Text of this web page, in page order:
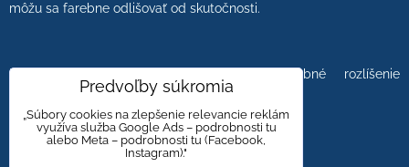
môžu sa farebne odlišovať od skutočnosti.
Farebnosť obrázkov tiež ovplyvňuje farebné rozlíšenie
zobrazovacej jednotky.
Obklady a dlažby s kameninovým, mramorovým,
Predvoľby súkromia
„Súbory cookies na zlepšenie relevancie reklám
využíva služba Google Ads – podrobnosti tu
alebo Meta – podrobnosti tu (Facebook,
Instagram)."